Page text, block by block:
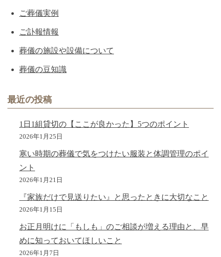
ご葬儀実例
ご訃報情報
葬儀の施設や設備について
葬儀の豆知識
最近の投稿
1日1組貸切の【ここが良かった】5つのポイント
2026年1月25日
寒い時期の葬儀で気をつけたい服装と体調管理のポイ
ント
2026年1月21日
『家族だけで見送りたい』と思ったときに大切なこと
2026年1月15日
お正月明けに「もしも」のご相談が増える理由と、早
めに知っておいてほしいこと
2026年1月7日